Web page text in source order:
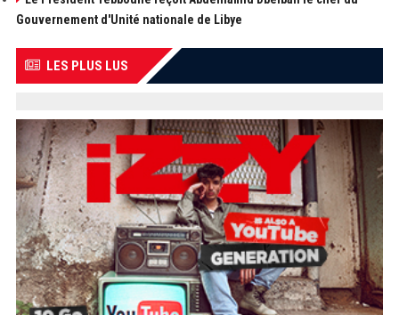
Gouvernement d'Unité nationale de Libye
LES PLUS LUS